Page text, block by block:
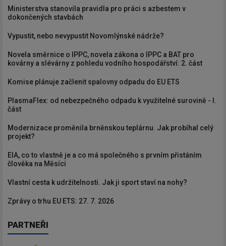
Ministerstva stanovila pravidla pro práci s azbestem v
dokončených stavbách
Vypustit, nebo nevypustit Novomlýnské nádrže?
Novela směrnice o IPPC, novela zákona o IPPC a BAT pro
kovárny a slévárny z pohledu vodního hospodářství: 2. část
Komise plánuje začlenit spalovny odpadu do EU ETS
PlasmaFlex: od nebezpečného odpadu k využitelné surovině - I.
část
Modernizace proměnila brněnskou teplárnu. Jak probíhal celý
projekt?
EIA, co to vlastně je a co má společného s prvním přistáním
člověka na Měsíci
Vlastní cesta k udržitelnosti. Jak ji sport staví na nohy?
Zprávy o trhu EU ETS: 27. 7. 2026
PARTNEŘI